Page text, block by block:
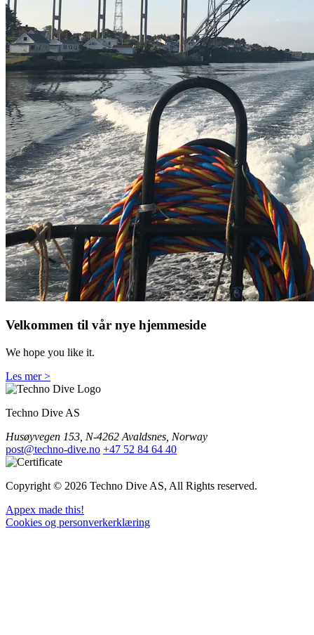
Velkommen til vår nye hjemmeside
We hope you like it.
Les mer >
Techno Dive AS
Husøyvegen 153, N-4262 Avaldsnes, Norway
post@techno-dive.no +47 52 84 64 40
Copyright © 2026 Techno Dive AS, All Rights reserved.
Appex made this!
Cookies og personverkerklæring